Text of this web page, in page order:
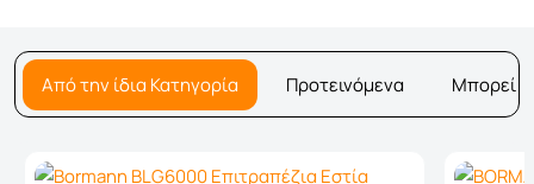
Από την ίδια Κατηγορία Προτεινόμενα Μπορεί